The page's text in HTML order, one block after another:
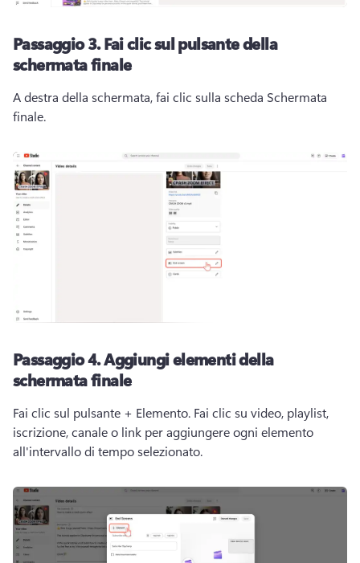
Passaggio 3.Fai clic sul pulsante della
schermata finale
A destra della schermata, fai clic sulla scheda Schermata
finale.
Passaggio 4.Aggiungi elementi della
schermata finale
Fai clic sul pulsante + Elemento. Fai clic su video, playlist,
iscrizione, canale o link per aggiungere ogni elemento
all'intervallo di tempo selezionato.